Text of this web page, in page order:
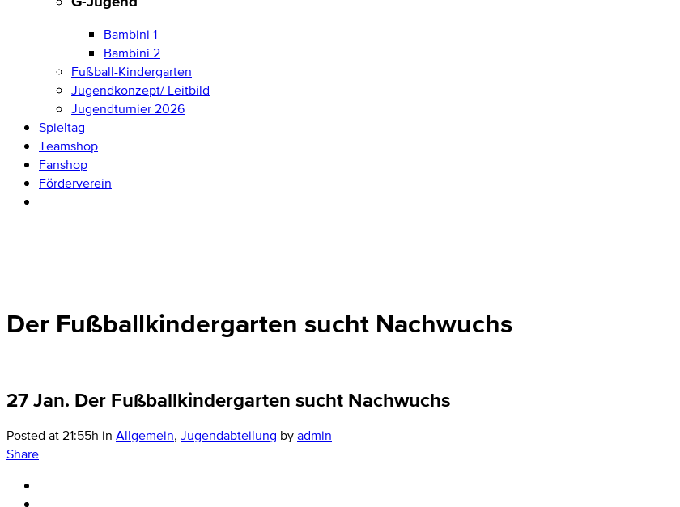
Bambini 1
Bambini 2
Fußball-Kindergarten
Jugendkonzept/ Leitbild
Jugendturnier 2026
Spieltag
Teamshop
Fanshop
Förderverein
Der Fußballkindergarten sucht Nachwuchs
27 Jan. Der Fußballkindergarten sucht Nachwuchs
Posted at 21:55h in Allgemein, Jugendabteilung byadmin
Share